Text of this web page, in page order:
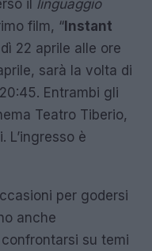
il linguaggio
film, “Instant
22 aprile alle ore
sarà la volta di
Entrambi gli
Teatro Tiberio,
L’ingresso è
per godersi
anche
su temi